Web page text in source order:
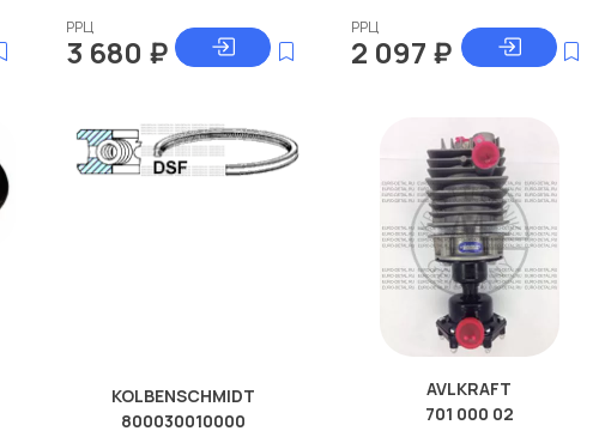
РРЦ
3 680 ₽
РРЦ
2 097 ₽
KOLBENSCHMIDT
800030010000
AVLKRAFT
701 000 02